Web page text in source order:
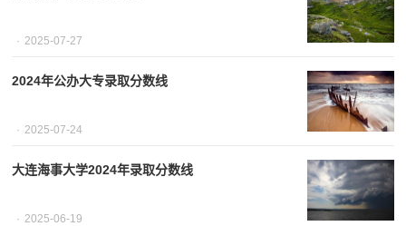
2025-07-27
2024年公办大专录取分数线
2025-07-24
大连海事大学2024年录取分数线
2025-06-19